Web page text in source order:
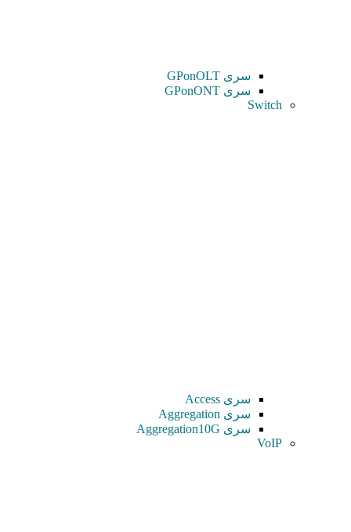
سری GPonOLT
سری GPonONT
Switch
سری Access
سری Aggregation
سری Aggregation10G
VoIP